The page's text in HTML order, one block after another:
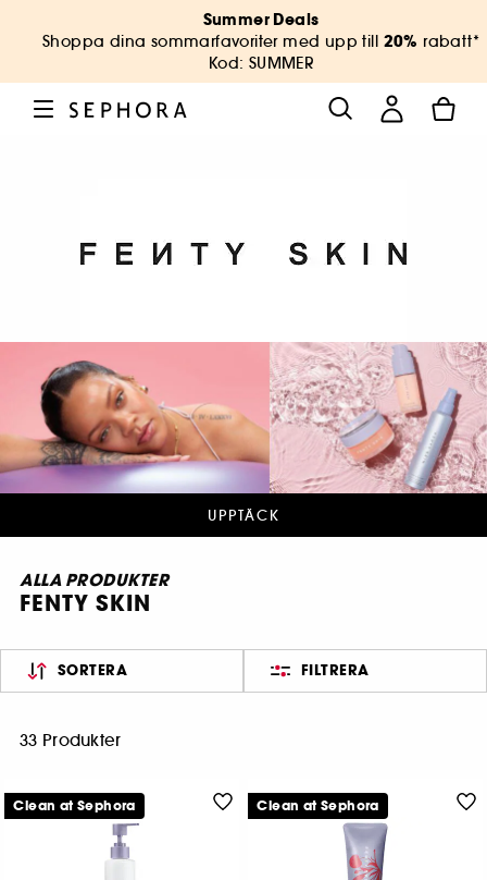
Summer Deals
Shoppa dina sommarfavoriter med upp till 20% rabatt*
Kod: SUMMER
UPPTÄCK
ALLA PRODUKTER
FENTY SKIN
SORTERA FILTRERA
33 Produkter
Clean at Sephora Clean at Sephora